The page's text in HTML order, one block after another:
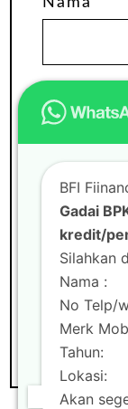
Situs
BFI
Gadai
kredit/
Silahkan
Nama :
No Telp/
Merk
Tahun:
Lokasi:
Akan